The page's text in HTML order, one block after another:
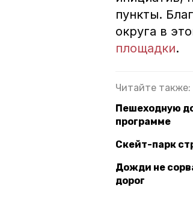
пункты.
округа в
площадки.
Читайте также:
Пешеходную
программе
Скейт-парк
Дожди не
дорог